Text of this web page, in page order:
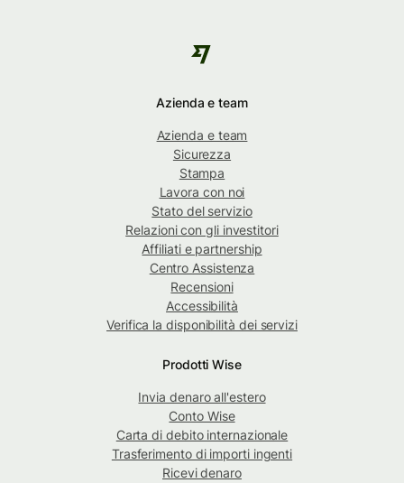
Azienda e team
Azienda e team
Sicurezza
Stampa
Lavora con noi
Stato del servizio
Relazioni con gli investitori
Affiliati e partnership
Centro Assistenza
Recensioni
Accessibilità
Verifica la disponibilità dei servizi
Prodotti Wise
Invia denaro all'estero
Conto Wise
Carta di debito internazionale
Trasferimento di importi ingenti
Ricevi denaro